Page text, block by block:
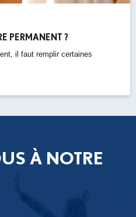
PERMANENT ?
il faut remplir certaines
À NOTRE